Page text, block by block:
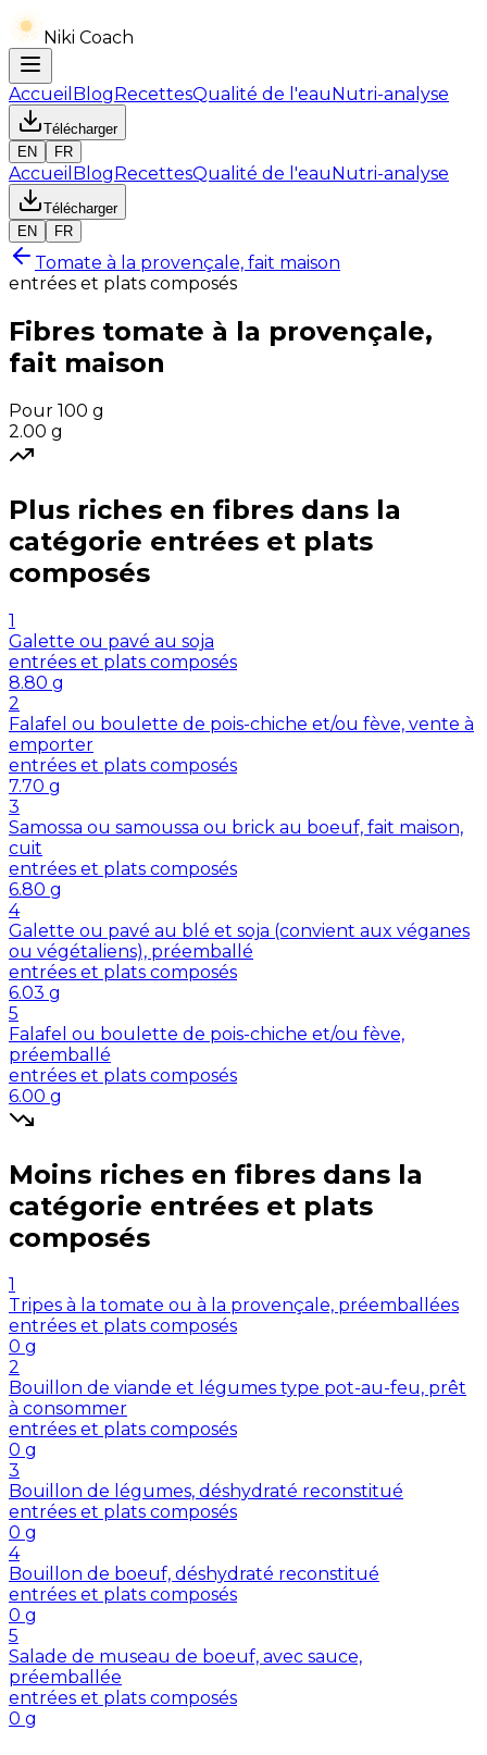
Niki Coach
Accueil BlogRecettesQualité de l'eauNutri-analyse
Télécharger
EN
FR
Accueil BlogRecettesQualité de l'eauNutri-analyse
Télécharger
EN
FR
Tomate à la provençale, fait maison
entrées et plats composés
Fibres tomate à la provençale,
fait maison
Pour 100 g
2.00 g
Plus riches en fibres dans la
catégorie entrées et plats
composés
1
Galette ou pavé au soja
entrées et plats composés
8.80 g
2
Falafel ou boulette de pois-chiche et/ou fève, vente à
emporter
entrées et plats composés
7.70 g
3
Samossa ou samoussa ou brick au boeuf, fait maison,
cuit
entrées et plats composés
6.80 g
4
Galette ou pavé au blé et soja (convient aux véganes
ou végétaliens), préemballé
entrées et plats composés
6.03 g
5
Falafel ou boulette de pois-chiche et/ou fève,
préemballé
entrées et plats composés
6.00 g
Moins riches en fibres dans la
catégorie entrées et plats
composés
1
Tripes à la tomate ou à la provençale, préemballées
entrées et plats composés
0 g
2
Bouillon de viande et légumes type pot-au-feu, prêt
à consommer
entrées et plats composés
0 g
3
Bouillon de légumes, déshydraté reconstitué
entrées et plats composés
0 g
4
Bouillon de boeuf, déshydraté reconstitué
entrées et plats composés
0 g
5
Salade de museau de boeuf, avec sauce,
préemballée
entrées et plats composés
0 g